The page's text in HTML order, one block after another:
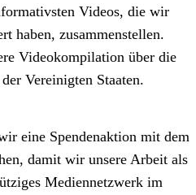
Videos, die wir
haben, zusammenstellen.
Videokompilation über die
Vereinigten Staaten.
eine Spendenaktion mit dem
damit wir unsere Arbeit als
Mediennetzwerk im